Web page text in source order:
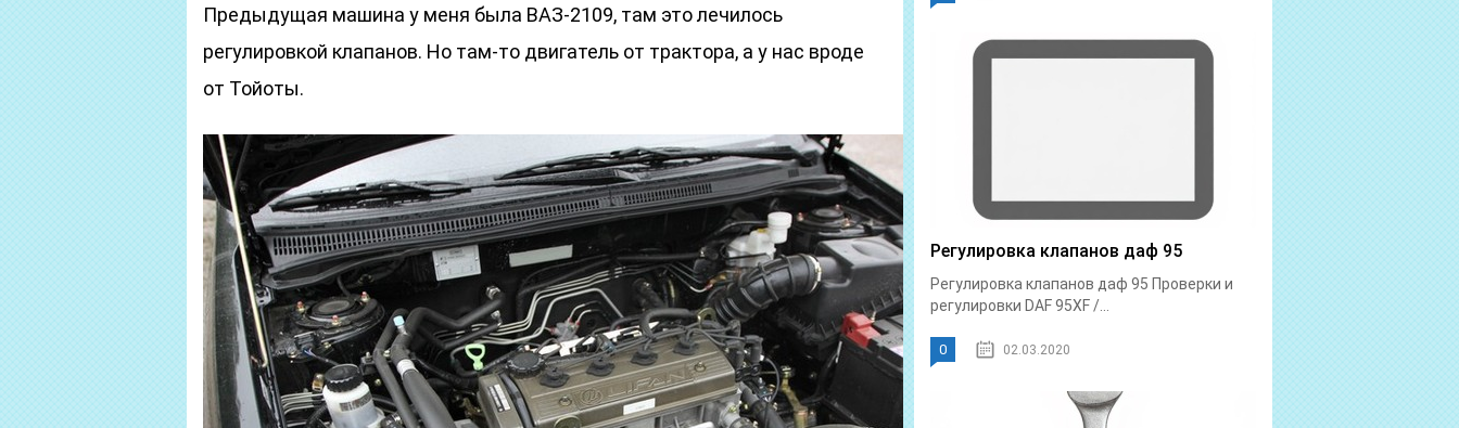
Предыдущая машина у меня была ВАЗ-2109, там это лечилось
регулировкой клапанов. Но там-то двигатель от трактора, а у нас вроде
от Тойоты.
Регулировка клапанов даф 95
Регулировка клапанов даф 95 Проверки и
регулировки DAF 95XF /...
0 02.03.2020